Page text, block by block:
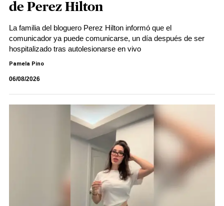
de Perez Hilton
La familia del bloguero Perez Hilton informó que el
comunicador ya puede comunicarse, un día después de ser
hospitalizado tras autolesionarse en vivo
Pamela Pino
06/08/2026